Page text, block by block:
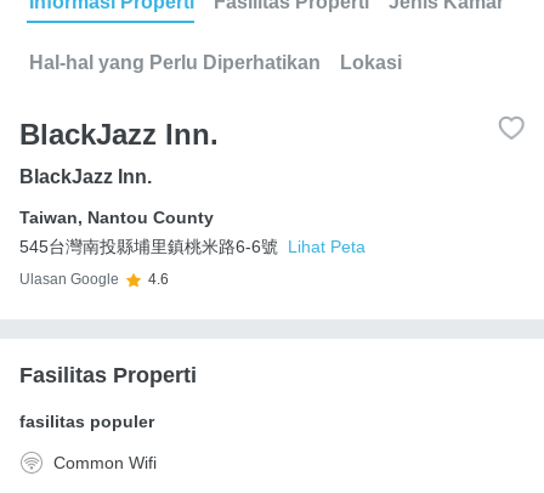
Hal-hal yang Perlu Diperhatikan Lokasi
BlackJazz Inn.
BlackJazz Inn.
Taiwan, Nantou County
545台灣南投縣埔里鎮桃米路6-6號
Lihat Peta
Ulasan Google 4.6
Fasilitas Properti
fasilitas populer
Common Wifi